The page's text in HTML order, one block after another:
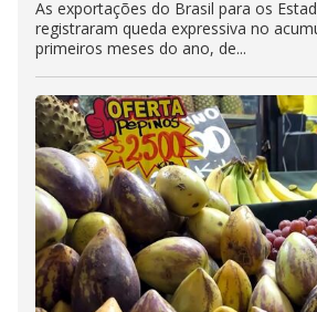
As exportações do Brasil para os
registraram queda expressiva no
primeiros meses do ano, de...